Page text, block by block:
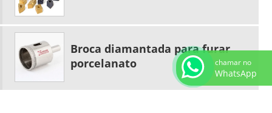
Broca diamantada para furar
porcelanato
chamar no
WhatsApp